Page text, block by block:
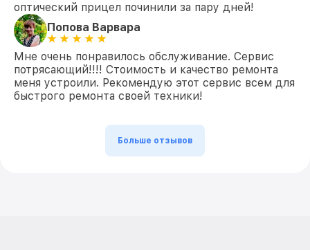
оптический прицел починили за пару дней!
Попова Варвара
Мне очень понравилось обслуживание. Сервис
потрясающий!!!! Стоимость и качество ремонта
меня устроили. Рекомендую этот сервис всем для
быстрого ремонта своей техники!
Больше отзывов